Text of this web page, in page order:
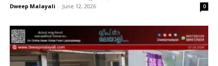
Dweep Malayali - June 12, 2026 0